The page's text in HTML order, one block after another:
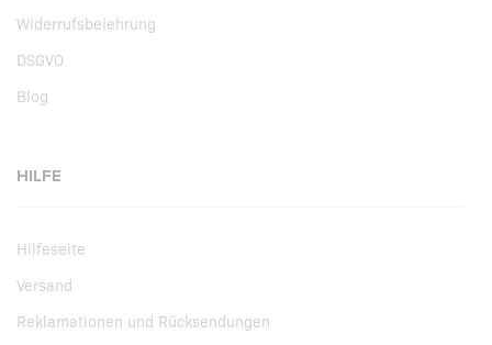
Widerrufsbelehrung
DSGVO
Blog
HILFE
Hilfeseite
Versand
Reklamationen und Rücksendungen